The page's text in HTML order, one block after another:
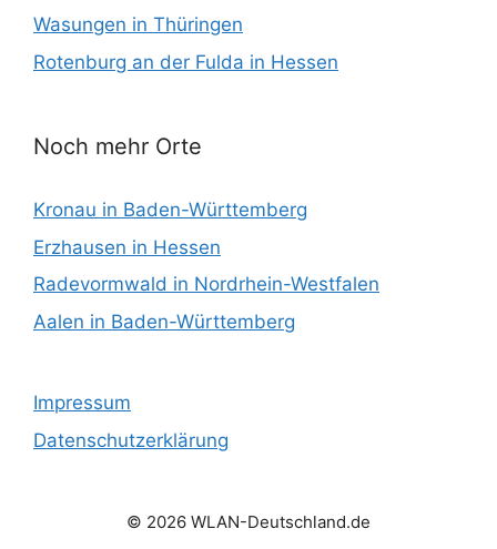
Wasungen in Thüringen
Rotenburg an der Fulda in Hessen
Noch mehr Orte
Kronau in Baden-Württemberg
Erzhausen in Hessen
Radevormwald in Nordrhein-Westfalen
Aalen in Baden-Württemberg
Impressum
Datenschutzerklärung
© 2026 WLAN-Deutschland.de